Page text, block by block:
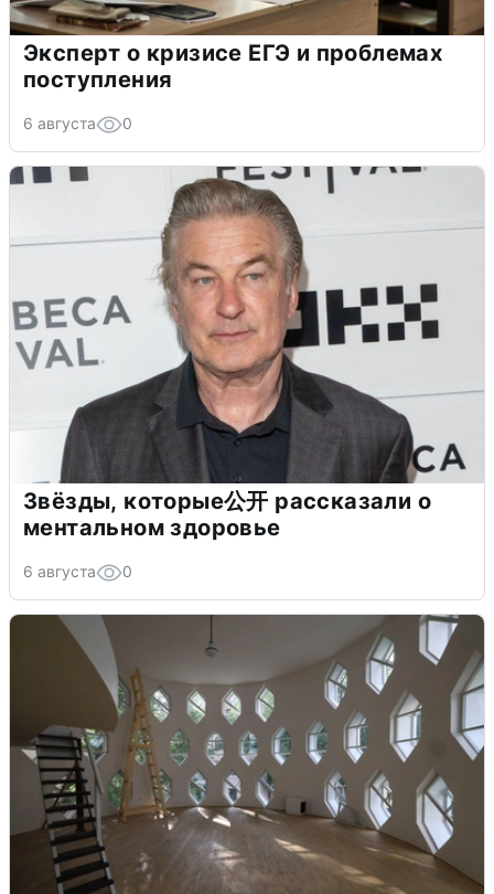
Эксперт о кризисе ЕГЭ и проблемах
поступления
6 августа 0
Звёзды, которые公开 рассказали о
ментальном здоровье
6 августа 0